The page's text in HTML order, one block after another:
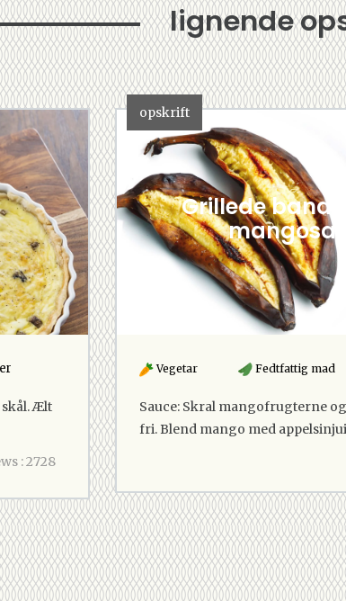
lignende
skål. Ælt
: 2728
opskrift
Grillede
Vegetar Fedtfattig mad
Sauce: Skral mangofrugterne
fri. Blend mango med